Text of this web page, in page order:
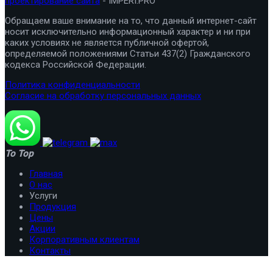
Обращаем ваше внимание на то, что данный интернет-сайт
носит исключительно информационный характер и ни при
каких условиях не является публичной офертой,
определяемой положениями Статьи 437(2) Гражданского
кодекса Российской Федерации.
Политика конфиденциальности
Согласие на обработку персональных данных
To Top
Главная
О нас
Услуги
Продукция
Цены
Акции
Корпоративным клиентам
Контакты